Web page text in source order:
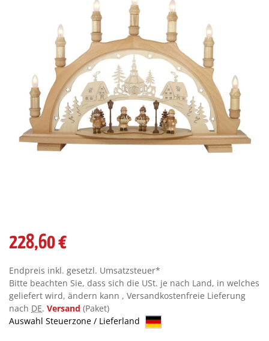
228,60 €
Endpreis inkl. gesetzl. Umsatzsteuer*
Bitte beachten Sie, dass sich die USt. je nach Land, in welches
geliefert wird, ändern kann , Versandkostenfreie Lieferung
nach DE. Versand (Paket)
Auswahl Steuerzone / Lieferland